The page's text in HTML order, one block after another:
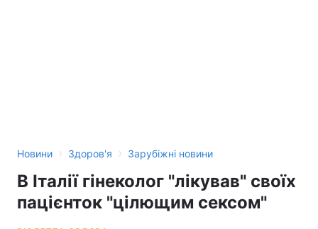
Новини › Здоров'я › Зарубіжні новини
В Італії гінеколог "лікував" своїх
пацієнток "цілющим сексом"